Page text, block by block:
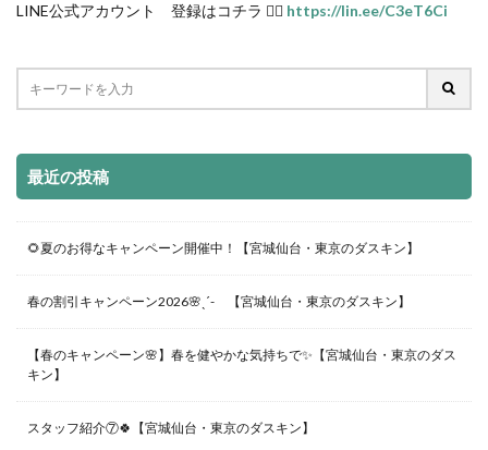
LINE公式アカウント 登録はコチラ 👉🏻 https://lin.ee/C3eT6Ci
最近の投稿
🌻夏のお得なキャンペーン開催中！【宮城仙台・東京のダスキン】
春の割引キャンペーン2026🌸ˎˊ- 【宮城仙台・東京のダスキン】
【春のキャンペーン🌸】春を健やかな気持ちで✨【宮城仙台・東京のダス
キン】
スタッフ紹介⑦🍀【宮城仙台・東京のダスキン】